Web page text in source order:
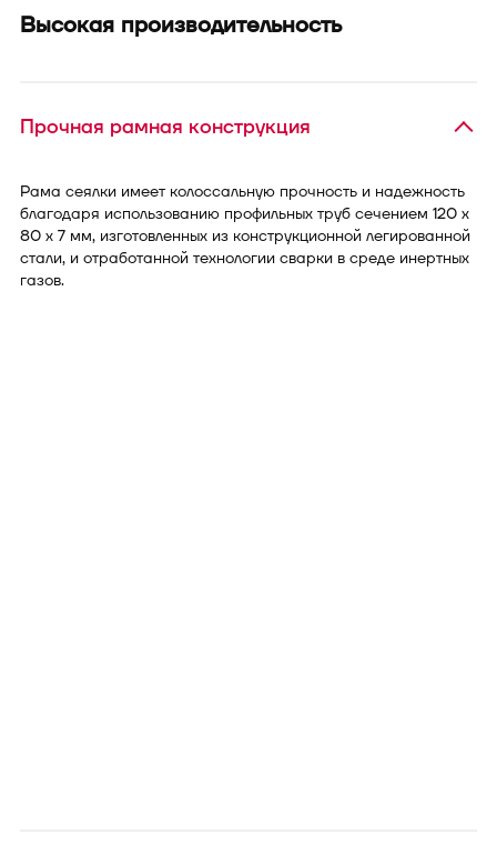
Высокая производительность
Прочная рамная конструкция
Рама сеялки имеет колоссальную прочность и надежность
благодаря использованию профильных труб сечением 120 х
80 х 7 мм, изготовленных из конструкционной легированной
стали, и отработанной технологии сварки в среде инертных
газов.